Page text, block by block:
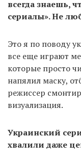
всегда знаешь,
сериалы». Не
Это я по поводу
все еще играют
которые просто
напялил маску,
режиссер
визуализация.
Украинский
хвалили даже